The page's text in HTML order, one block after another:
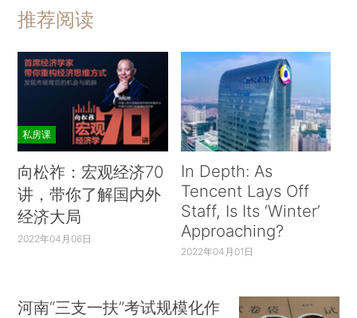
推荐阅读
私房课
向松祚：宏观经济70
讲，带你了解国内外
经济大局
2022年04月06日
In Depth: As
Tencent Lays Off
Staff, Is Its ‘Winter’
Approaching?
2022年04月01日
河南“三支一扶”考试规模化作